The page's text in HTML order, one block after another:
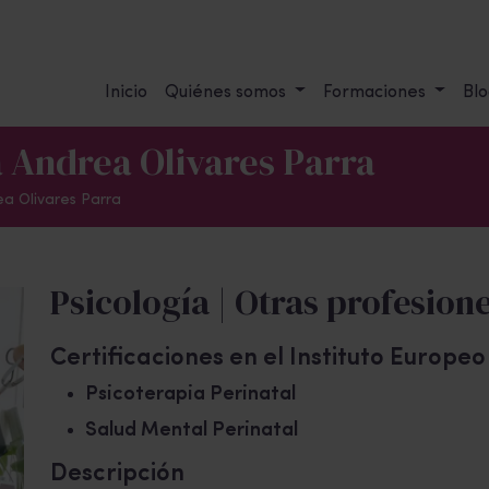
Inicio Quiénes somos Formaciones
Olivares Parra
Olivares Parra
Psicología | Otras
Certificaciones en el Instituto
Psicoterapia Perinatal
Salud Mental Perinatal
Descripción